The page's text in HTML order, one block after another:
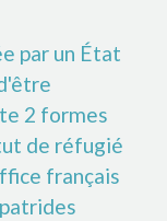
par un État
2 formes
de réfugié
français